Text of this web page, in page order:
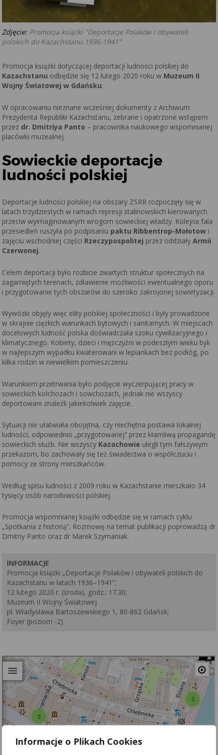
Informacje o Plikach Cookies
Zdjęcie:Promocja książki "Deportacje Polaków i obywateli
polskich do Kazachstanu 1936-1941"
Promocja książki dotyczącej deportacji ludności polskiej do
Kazachstanu odbędzie się 12 lutego 2020 roku w Muzeum II
Wojny Światowej w Gdańsku.
W opracowaniu nieznane wcześniej dokumenty z Archiwum
Prezydenta Republiki Kazachstanu, zebrane i opatrzone wstępem
przez dr. Dmitriya Panto – pracownika naukowego wspomnianej
placówki muzealnej.
Sowieckie deportacje
ludności polskiej
Deportacje ludności polskiej na obszary ZSRR rozpoczęły się w
latach trzydziestych w ramach represji stalinowskich kierowanych
przeciw wyimaginowanym wrogom sowieckiej władzy. Kolejna fala
przesiedleń ruszyła po podpisaniu paktu Ribbentrop-Mołotow i
zajęciu wschodniej części Rzeczypospolitej przez oddziałyArmii
Czerwonej.
Celem deportacji było rozbicie zwartych struktur społecznych na
zagarniętych terenach, zdławienie możliwości ewentualnego oporu
i przygotowanie tych obszarów do szeroko zakrojonej sowietyzacji.
Wywózki objęły więc elity polskiej społeczności i były prowadzone
w skrajnie ciężkich warunkach bytowych i sanitarnych. W miejscach
docelowych ludność polska doświadczała szoku cywilizacyjnego i
klimatycznego. Kobiety, dzieci i mężczyźni w podeszłym wieku byli
w najlepszym wypadku kwaterowani w lepiankach bez podłóg, po
kilka rodzin w niewielkim pomieszczeniu.
Warunkiem przetrwania było podjęcie wyczerpującej pracy w
sowieckich kołchozach i sowchozach, jednak nie wszyscy
deportowani znaleźli jakiekolwiek zajęcie.
Sytuacji nie ułatwiała obojętna, czy niechętna postawa lokalnej
ludności, odpowiednio „przygotowanej” przez kłamliwą propagandę
sowieckich służb. Nie wszyscy Kazachowie ulegli tym fałszywym
przekazom, bo zachowały się też świadectwa o współczuciu i
pomocy ze strony mieszkańców.
Według spisu ludności z 2009 roku w Kazachstanie mieszkało 34
tysięcy osób narodowości polskiej.
Promocja wspomnianej książki odbędzie się w ramach cyklu
„Spotkania z historią”. Rozmowę na temat publikacji poprowadzą dr
Dmitriy Panto oraz dr Marek Szymaniak.
INFORMACJE
Promocja książki „Deportacje Polaków i obywateli polskich do
Kazachstanu w latach 1936–1941”;
12 lutego 2020 r. (środa), godz.: 17.30;
Muzeum II Wojny Światowej
pl. Władysława Bartoszewskiego 1, 80-862 Gdańsk;
Foyer (poziom -2)